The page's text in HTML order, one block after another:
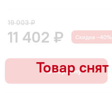
19 003 ₽
11 402 ₽ Скидка –40%
В корзину